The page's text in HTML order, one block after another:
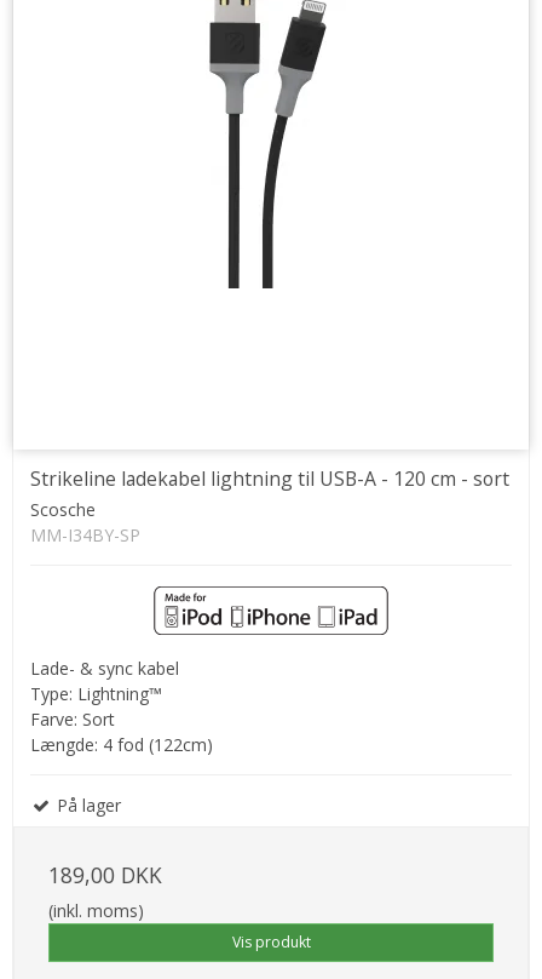
Strikeline ladekabel lightning til USB-A - 120 cm - sort
Scosche
MM-I34BY-SP
Lade- & sync kabel
Type: Lightning™
Farve: Sort
Længde: 4 fod (122cm)
På lager
189,00 DKK
(inkl. moms)
Vis produkt